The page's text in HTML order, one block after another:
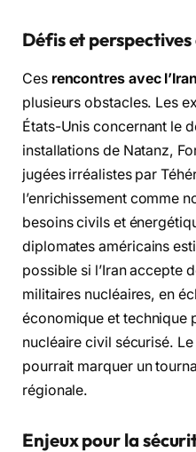
Défis et
Ces rencontres avec l’Iran
plusieurs obstacles. Les
États-Unis concernant le
installations de Natanz,
jugées irréalistes par
l’enrichissement comme
besoins civils et
diplomates américains
possible si l’Iran accepte
militaires nucléaires, en
économique et technique
nucléaire civil sécurisé.
pourrait marquer un
régionale.
Enjeux pour la